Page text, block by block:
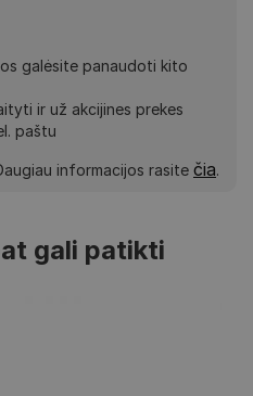
galėsite panaudoti kito
ir už akcijines prekes
paštu
informacijos rasite čia.
gali patikti